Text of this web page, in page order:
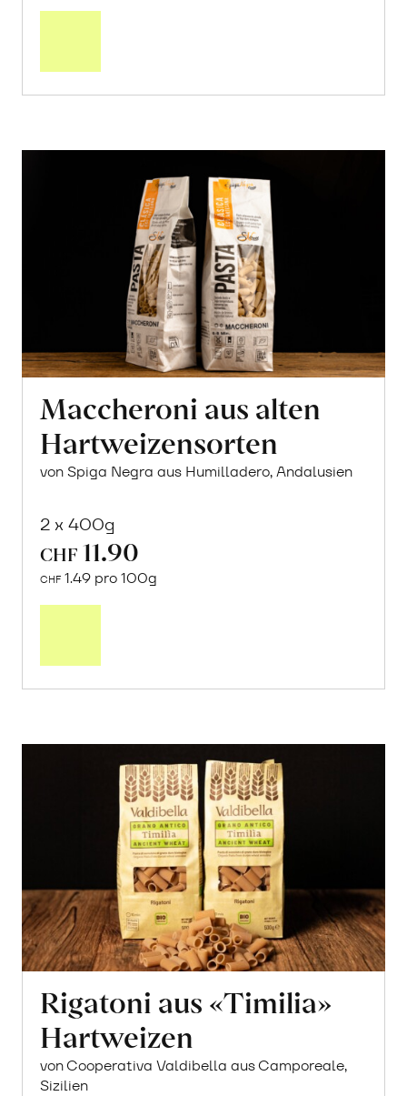
Maccheroni aus alten
Hartweizensorten
von Spiga Negra aus Humilladero, Andalusien
2 x 400g
CHF 11.90
CHF 1.49 pro 100g
Rigatoni aus «Timilia»
Hartweizen
von Cooperativa Valdibella aus Camporeale,
Sizilien